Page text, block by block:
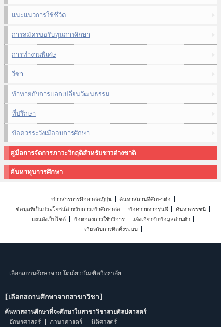
แนะแนวการใช้ชีวิต
การสมัครขอรับทุนการศึกษา
การทำงานพิเศษ
วีซ่า
ท้าทายกับการแลกเปลี่ยนวัฒนธรรม
ที่ปรึกษา
ข้อควรระวังเมื่อจบการศึกษา
คู่มือการจัดการภาวะวิกฤติสำหรับชาวต่างชาติ
ค้นหาทุนการศึกษา
ข่าวสารการศึกษาต่อญี่ปุ่น
ค้นหาสถานที่ศึกษาต่อ
ข้อมูลที่เป็นประโยชน์สำหรับการเข้าศึกษาต่อ
ข้อความจากรุ่นพี่
ค้นหาดรรชนี
แผนผังเว็บไซต์
ข้อตกลงการใช้บริการ
แจ้งเกี่ยวกับข้อมูลส่วนตัว
เกี่ยวกับการติดตั้งระบบ
เลือกสถานศึกษาจาก โตเกียวบัณฑิตวิทยาลัย
【เลือกสถานศึกษาจากสาขาวิชา】
ค้นหาสถานศึกษาที่จะศึกษาในสาขาวิชาสายศิลปศาสตร์
อักษรศาสตร์
ภาษาศาสตร์
นิติศาสตร์